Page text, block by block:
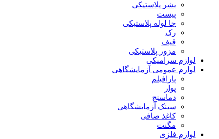
بشر پلاستیکی
پیست
جا لوله پلاستیکی
رک
قیف
مزور پلاستیکی
لوازم سرامیکی
لوازم عمومی آزمایشگاهی
پارافیلم
پوار
دماسنج
سینک آزمایشگاهی
کاغذ صافی
مگنت
لوازم فلزی